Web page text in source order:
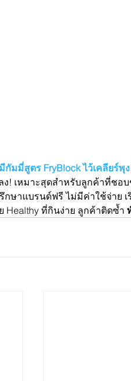
มมี่สูตร FryBlock ไว้เคลียร์พุ
ง! เหมาะสุดสำหรับลูกค้าที่ชอ
กษาแบรนด์ฟรี ไม่มีค่าใช้จ่าย
Healthy ที่กินง่าย ลูกค้าติดซ้ำ